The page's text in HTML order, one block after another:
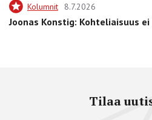
Kolumnit 8.7.2026
Joonas Konstig: Kohteliaisuus
Tilaa